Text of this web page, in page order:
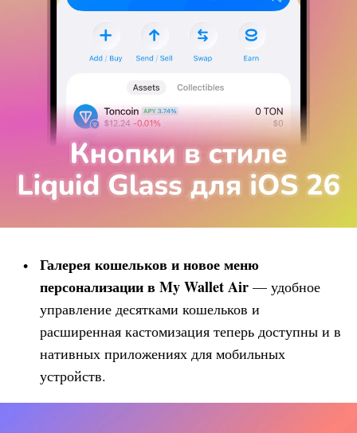
Галерея кошельков и новое меню
персонализации вMy WalletAir — удобное
управление десятками кошельков и
расширенная кастомизация теперь доступны и в
нативных приложениях для мобильных
устройств.